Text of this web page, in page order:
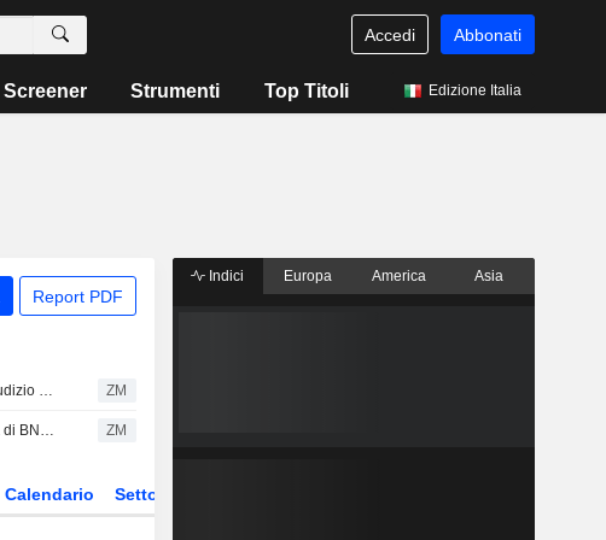
Accedi Abbonati
Screener Strumenti Top Titoli Edizione Italia
Report PDF
Ameresco, Inc.: UBS conferma il giudizio Neutral ZM
Ameresco, Inc.: prospettiva positiva di BNP Paribas ZM
Calendario Settore
Indici Europa America Asia